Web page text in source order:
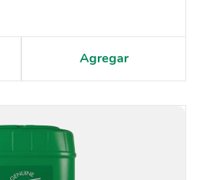
Agregar